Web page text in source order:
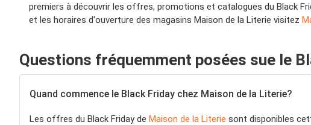
premiers à découvrir les offres, promotions et catalogues du Black
et les horaires d'ouverture des magasins Maison de la Literie visitez
Questions fréquemment posées sue le
Quand commence le Black Friday chez Maison de la Literie?
Les offres du Black Friday de Maison de la Literie sont disponibles